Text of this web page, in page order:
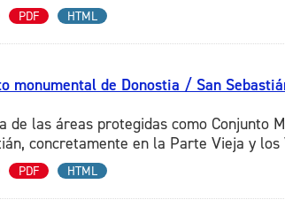
PDF HTML
monumental de Donostia / San
de las áreas protegidas como Conjunto
concretamente en la Parte Vieja y los
PDF HTML